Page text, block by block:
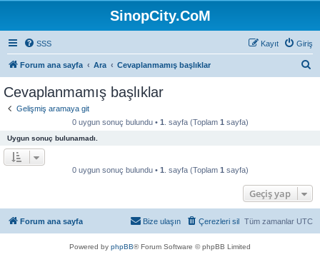
SinopCity.CoM
SSS Giriş
Kayıt
Forum ana sayfa Ara Cevaplanmamış başlıklar
Cevaplanmamış başlıklar
Gelişmiş aramaya git
0 uygun sonuç bulundu • 1 . sayfa (Toplam 1 sayfa)
Uygun sonuç bulunamadı.
0 uygun sonuç bulundu • 1 . sayfa (Toplam 1 sayfa)
Geçiş yap
Forum ana sayfa Tüm zamanlar UTC
Çerezleri sil
Bize ulaşın
Powered by phpBB® Forum Software © phpBB Limited